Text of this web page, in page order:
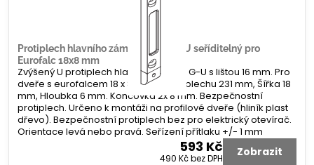
Protiplech hlavního zámku G-U tvar U seříditelný pro
Eurofalc 18x8 mm
Zvýšený U protiplech hlavního zámku G-U s lištou 16 mm. Pro
dveře s eurofalcem 18 x 8 mm. Délka plechu 231 mm, Šířka 18
mm, Hloubka 6 mm. Koncovka 2x 8 mm. Bezpečnostní
protiplech. Určeno k montáži na profilové dveře (hliník plast
dřevo). Bezpečnostní protiplech bez pro elektrický otevírač.
Orientace levá nebo pravá. Seřízení přítlaku +/- 1 mm
593 Kč
490 Kčbez DPH Zobrazit